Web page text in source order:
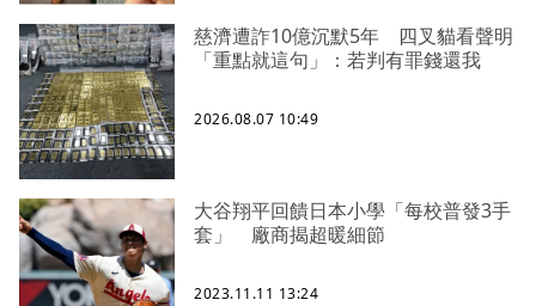
慈濟遭詐10億沉默5年 四叉貓看聲明
「重點就這句」：若判有罪錢還我
2026.08.07 10:49
大谷翔平回饋日本小學「每校普發3手
套」 廠商揭超暖細節
2023.11.11 13:24